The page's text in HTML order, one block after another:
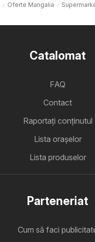
Oferte Mangalia
Catalomat
FAQ
Contact
Raportați conținutul
Lista oraşelor
Lista produselor
Parteneriat
Cum să faci